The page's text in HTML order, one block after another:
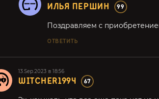
ИЛЬЯ ПЕРШИН 99
Поздравляем с
ОТВЕТИТЬ
13.Sep.2023 в 18:56
WITCHER1994 67